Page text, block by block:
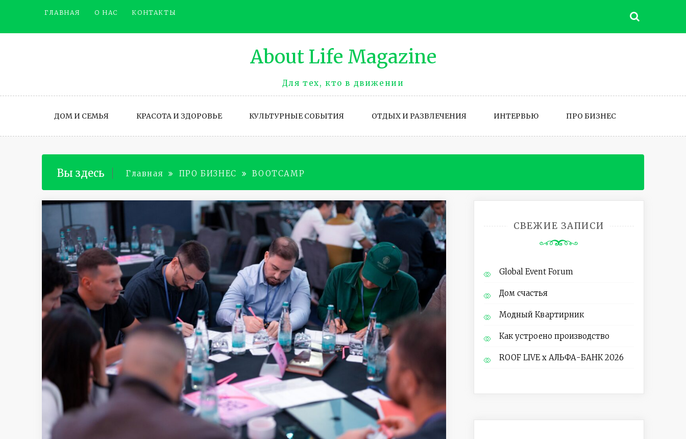
ГЛАВНАЯ О НАС КОНТАКТЫ
About Life Magazinе
Для тех, кто в движении
ДОМ И СЕМЬЯ КРАСОТА И ЗДОРОВЬЕ КУЛЬТУРНЫЕ СОБЫТИЯ ОТДЫХ И РАЗВЛЕЧЕНИЯ ИНТЕРВЬЮ ПРО БИЗНЕС
Вы здесь Главная ПРО БИЗНЕС BOOTCAMP
СВЕЖИЕ ЗАПИСИ
Global Event Forum
Дом счастья
Модный Квартирник
Как устроено производство
ROOF LIVE x АЛЬФА-БАНК 2026